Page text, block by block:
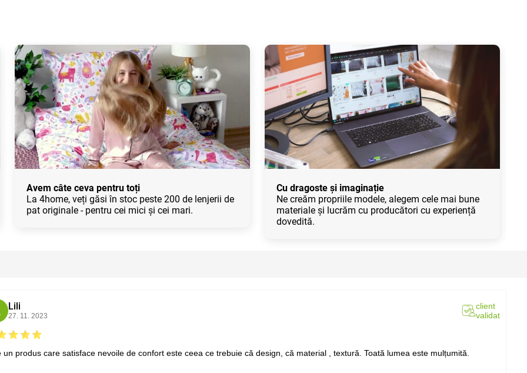
Avem câte ceva pentru toți
La 4home, veți găsi în stoc peste 200 de lenjerii de
pat originale - pentru cei mici și cei mari.
Cu dragoste și imaginație
Ne creăm propriile modele, alegem cele mai bune
materiale și lucrăm cu producători cu experiență
dovedită.
Lili
27. 11. 2023
client
validat
un produs care satisface nevoile de confort este ceea ce trebuie că design, că material , textură. Toată lumea este mulțumită.